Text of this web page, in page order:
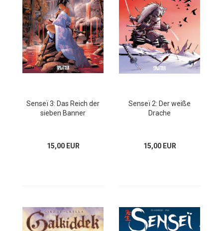
Senseï 3: Das Reich der
sieben Banner
15,00 EUR
Senseï 2: Der weiße
Drache
15,00 EUR